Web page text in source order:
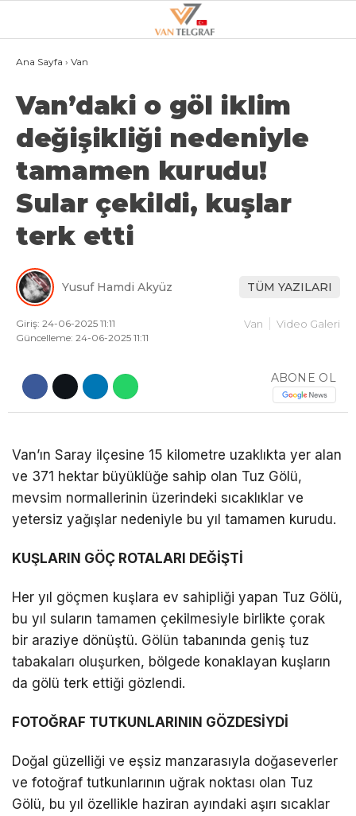
WhatsApp İhbar
Facebook
Instagram
Youtube
LinkedIn
Telegram
20.2°
GALERİ VİDEO
VAN
BÖLGE
3.SAYFA
GÜNDEM
EKONOMI
MAGAZIN
DÜNYA
EĞITIM
DIĞER
Ana Sayfa › Van
Van’daki o göl iklim
değişikliği nedeniyle
tamamen kurudu!
Sular çekildi, kuşlar
terk etti
Yusuf Hamdi Akyüz TÜM YAZILARI
Giriş: 24-06-2025 11:11
Güncelleme: 24-06-2025 11:11
Van Video Galeri
ABONE OL
Van’ın Saray ilçesine 15 kilometre uzaklıkta yer alan
ve 371 hektar büyüklüğe sahip olan Tuz Gölü,
mevsim normallerinin üzerindeki sıcaklıklar ve
yetersiz yağışlar nedeniyle bu yıl tamamen kurudu.
KUŞLARIN GÖÇ ROTALARI DEĞİŞTİ
Her yıl göçmen kuşlara ev sahipliği yapan Tuz Gölü,
bu yıl suların tamamen çekilmesiyle birlikte çorak
bir araziye dönüştü. Gölün tabanında geniş tuz
tabakaları oluşurken, bölgede konaklayan kuşların
da gölü terk ettiği gözlendi.
FOTOĞRAF TUTKUNLARININ GÖZDESİYDİ
Doğal güzelliği ve eşsiz manzarasıyla doğaseverler
ve fotoğraf tutkunlarının uğrak noktası olan Tuz
Gölü, bu yıl özellikle haziran ayındaki aşırı sıcaklar